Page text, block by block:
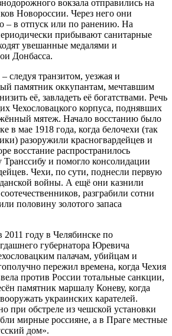
вокзала отправились на
Новороссии. Через него они
– в отпуск или по ранению. На
прибывают санитарные
увешанные медалями и
Донбасса.
следуя транзитом, уезжая и
памятник оккупантам, мечтавшим
её, завладеть её богатствами. Речь
Чехословацкого корпуса, поднявших
мятеж. Начало восстанию было
в мае 1918 года, когда белочехи (так
разоружили красногвардейцев и
восстание распространилось
Транссибу и помогло консолидации
Чехи, по сути, поднесли первую
войны. А ещё они казнили
разграбили сотни
половину золотого запаса
2011 году в Челябинске по
губернатора Юревича
палачам, убийцам и
пережил времена, когда Чехия
против России тотальные санкции,
памятник маршалу Коневу, когда
украинских карателей.
при обстреле из чешской установки
мирные россияне, а в Праге местные
дом».